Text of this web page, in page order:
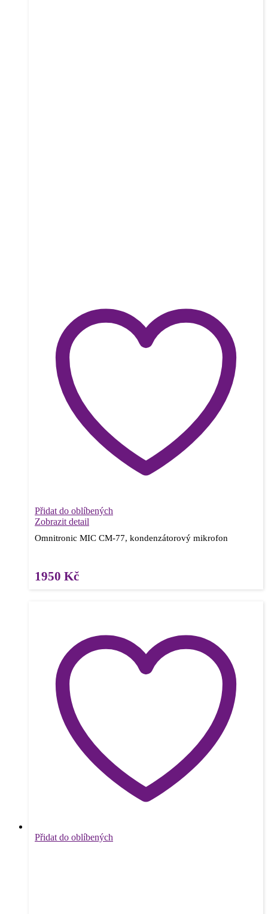
Přidat do oblíbených
Zobrazit detail
Omnitronic MIC CM-77, kondenzátorový mikrofon
1950 Kč
Přidat do oblíbených